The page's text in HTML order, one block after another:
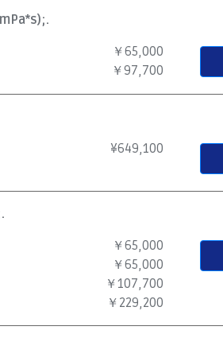
￥65,000
￥97,700
¥649,100
￥65,000
￥65,000
￥107,700
￥229,200